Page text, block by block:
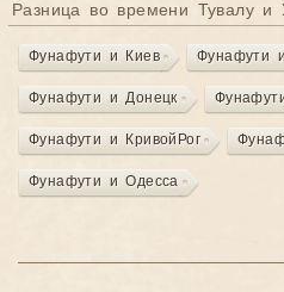
Разница во времени Тувалу и
Фунафути и Киев Фунафути
Фунафути и Донецк
Фунафути и КривойРог
Фунафути и Одесса